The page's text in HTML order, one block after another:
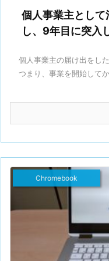
個人事業主とし
し、9年目に突入
個人事業主の届け出をし
つまり、事業を開始して
Chromebook